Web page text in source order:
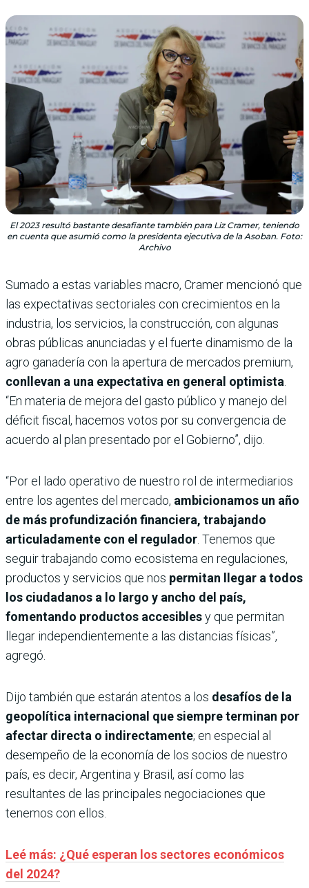
El 2023 resultó bastante desafiante también para Liz Cramer, teniendo
en cuenta que asumió como la presidenta ejecutiva de la Asoban. Foto:
Archivo
Sumado a estas variables macro, Cramer mencionó que
las expectativas sectoriales con crecimientos en la
industria, los servicios, la construcción, con algunas
obras públicas anunciadas y el fuerte dinamismo de la
agro ganadería con la apertura de mercados premium,
conllevan a una expectativa en general optimista
“En materia de mejora del gasto público y manejo del
déficit fiscal, hacemos votos por su convergencia de
acuerdo al plan presentado por el Gobierno”, dijo.
“Por el lado operativo de nuestro rol de intermediarios
entre los agentes del mercado, ambicionamos un año
de más profundización financiera, trabajando
articuladamente con el regulador . Tenemos que
seguir trabajando como ecosistema en regulaciones,
productos y servicios que nos permitan llegar a todos
los ciudadanos a lo largo y ancho del país,
fomentando productos accesiblesy que permitan
llegar independientemente a las distancias físicas”,
agregó.
Dijo también que estarán atentos a los desafíos de la
geopolítica internacional que siempre terminan por
afectar directa o indirectamente; en especial al
desempeño de la economía de los socios de nuestro
país, es decir, Argentina y Brasil, así como las
resultantes de las principales negociaciones que
tenemos con ellos.
Leé más: ¿Qué esperan los sectores económicos
del 2024?